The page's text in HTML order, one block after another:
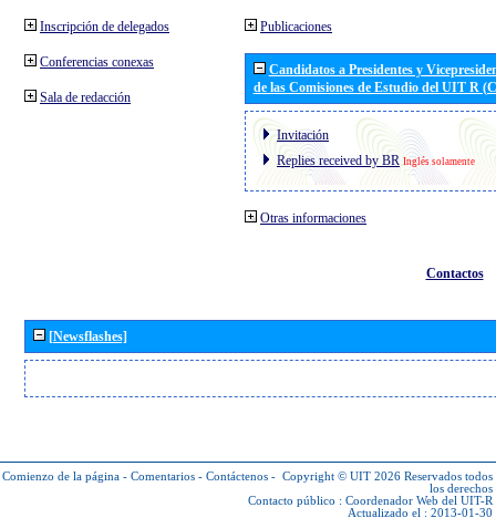
Inscripción de delegados
Conferencias conexas
Sala de redacción
Publicaciones
Candidatos a Presidentes y
de las Comisiones de Estudio del UIT R
Invitación
Replies received by BR Inglés solamente
Otras informaciones
Contactos
[Newsflashes]
Comienzo de la página - Comentarios - Contáctenos - Copyright © UIT 2026 Reservados todos
los derechos
Contacto público : Coordenador Web del UIT-R
Actualizado el : 2013-01-30